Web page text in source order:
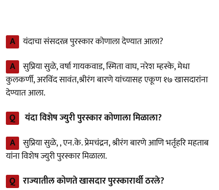
A यंदाचा संसदरत्न पुरस्कार कोणाला देण्यात आला?
A सुप्रिया सुळे, वर्षा गायकवाड, स्मिता वाघ, नरेश म्हस्के, मेधा
कुलकर्णी, अरविंद सावंत,श्रीरंग बारणे यांच्यासह एकूण १७ खासदारांना
देण्यात आला.
Q
यंदा विशेष ज्युरी पुरस्कार कोणाला मिळाला?
A सुप्रिया सुळे, , एन.के. प्रेमचंद्रन, श्रीरंग बारणे आणि भर्तृहरि महताब
यांना विशेष ज्युरी पुरस्कार मिळाला.
Q राज्यातील कोणते खासदार पुरस्कारार्थी ठरले?